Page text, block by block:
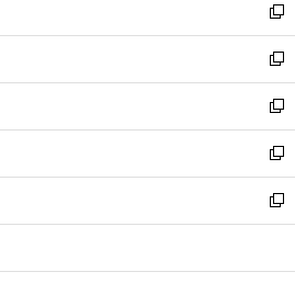
く
で
開
く
ド
ウ
で
開
く
ィ
ン
ド
ウ
で
開
く
い
ウ
ィ
ン
ド
ウ
で
開
く
新
し
い
ウ
ィ
ン
ド
ウ
で
開
新
し
い
ウ
ィ
ン
ド
ウ
開
新
し
い
ウ
ィ
ン
ウ
新
し
い
ウ
ン
新
し
ウ